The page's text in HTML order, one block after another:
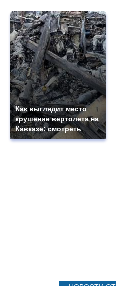
Как выглядит место
крушение вертолета на
Кавказе: смотреть